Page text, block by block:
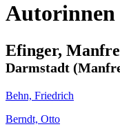
Autorinnen
Efinger,
Darmstadt
Behn, Friedrich
Berndt, Otto